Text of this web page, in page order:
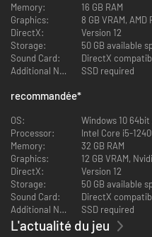
soin, dédié à une nouvelle
Embarquez dans une aventure
invitera à découvrir des plages
des ruines hantées par les
mortel ne s’est encore jamais
Memory:
16 GB RAM
Graphics:
8 GB VRAM,
DirectX:
Version 12
Storage:
50 GB available
Sound Card:
DirectX
Additional Notes:
SSD required
recommandée*
OS:
Windows 10
Processor:
Intel Core i5-
Memory:
32 GB RAM
Graphics:
12 GB VRAM,
DirectX:
Version 12
Storage:
50 GB available
Sound Card:
DirectX
Additional Notes:
SSD required
L'actualité du jeu